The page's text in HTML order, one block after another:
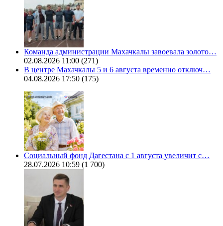
Команда администрации Махачкалы завоевала золото…
02.08.2026 11:00 (271)
В центре Махачкалы 5 и 6 августа временно отключ…
04.08.2026 17:50 (175)
Социальный фонд Дагестана с 1 августа увеличит с…
28.07.2026 10:59 (1 700)